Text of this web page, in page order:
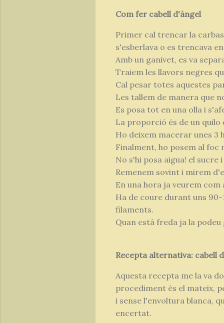
Com fer cabell d'àngel
Primer cal trencar la
s'esberlava o es trencava
Amb un ganivet, es va
Traiem les llavors negres
Cal pesar totes aquestes
Les tallem de manera que
Es posa tot en una olla i
La proporció és de un quilo
Ho deixem macerar unes 3
Finalment, ho posem al foc
No s'hi posa aigua! el sucre
Remenem sovint i mirem
En una hora ja veurem
Ha de coure durant uns 90-
filaments.
Quan està freda ja la
Recepta alternativa: cabell
Aquesta recepta me la va
procediment és el mateix,
i sense l'envoltura blanca,
encertat.